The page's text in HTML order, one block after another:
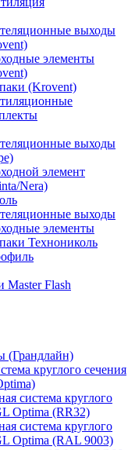
выходы
элементы
(Krovent)
выходы
элемент
Nera)
выходы
элементы
Технониколь
Master Flash
(Грандлайн)
круглого сечения
система круглого
Optima (RR32)
система круглого
Optima (RAL 9003)